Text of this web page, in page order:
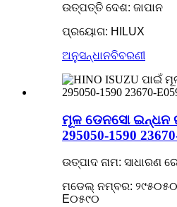
ଉତ୍ପତ୍ତି ଦେଶ: ଜାପାନ
ପ୍ରୟୋଗ: HILUX
ଅନୁସନ୍ଧାନବିବରଣୀ
ମୂଳ ଡେନସୋ ଇନ୍ଧନ
295050-1590
ଉତ୍ପାଦ ନାମ: ସାଧାରଣ
ମଡେଲ୍ ନମ୍ବର:
E୦୫୯୦